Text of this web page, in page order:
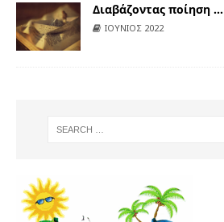
Διαβάζοντας ποίηση …
ΙΟΥΝΙΟΣ 2022